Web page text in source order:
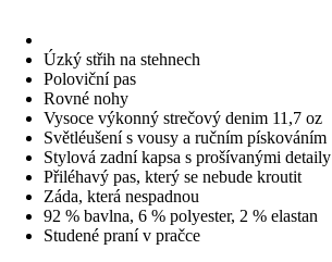
Úzký střih na stehnech
Poloviční pas
Rovné nohy
Vysoce výkonný strečový denim 11,7 oz
Světléušení s vousy a ručním pískováním
Stylová zadní kapsa s prošívanými detaily
Přiléhavý pas, který se nebude kroutit
Záda, která nespadnou
92 % bavlna, 6 % polyester, 2 % elastan
Studené praní v pračce